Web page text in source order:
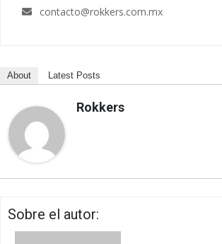
contacto@rokkers.com.mx
About Latest Posts
Rokkers
Sobre el autor: